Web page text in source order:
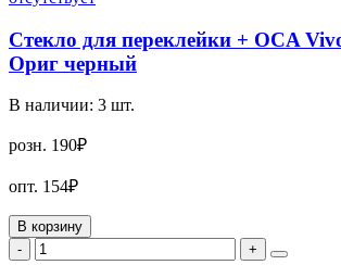
Стекло для переклейки + OCA
Ориг черный
В наличии: 3 шт.
розн. 190₽
опт. 154₽
В корзину
-
+